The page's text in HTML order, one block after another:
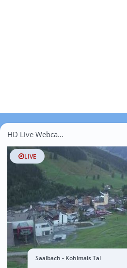
HD Live Webcams Saalbach-Hinterglemm
LIVE
Saalbach - Kohlmais Tal